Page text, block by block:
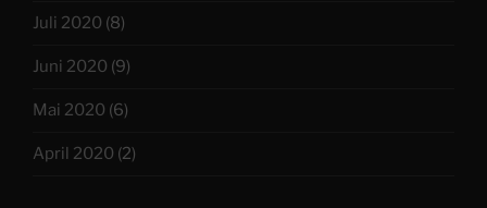
Juli 2020 (8)
Juni 2020 (9)
Mai 2020 (6)
April 2020 (2)